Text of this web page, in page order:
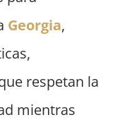
Georgia,
respetan la
mientras